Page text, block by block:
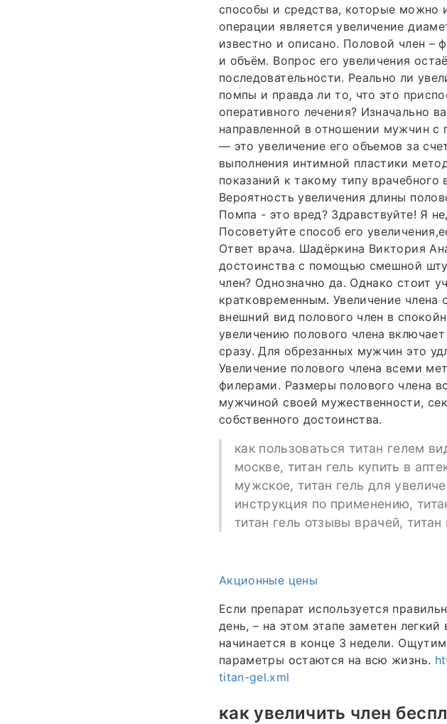
способы и средства, которые можно
операции является увеличение
известно и описано. Половой член
и объём. Вопрос его увеличения
последовательности. Реально ли
помпы и правда ли то, что это
оперативного лечения? Изначально
направленной в отношении мужчин с
— это увеличение его объемов за
выполнения интимной пластики
показаний к такому типу
Вероятность увеличения длины
Помпа - это вред? Здравствуйте! Я
Посоветуйте способ его
Ответ врача. Шадёркина Виктория
достоинства с помощью смешной
член? Однозначно да. Однако стоит
кратковременным. Увеличение
внешний вид полового член в
увеличению полового члена
сразу. Для обрезанных мужчин это
Увеличение полового члена всеми
филерами. Размеры полового члена
мужчиной своей мужественности,
собственного достоинства.
как пользоваться титан гелем
москве, титан гель купить в
мужское, титан гель для
инструкция по применению,
титан гель отзывы врачей,
Акционные цены
Если препарат используется
день, – на этом этапе заметен
начинается в конце 3 недели.
параметры остаются на всю жизнь.
titan-gel.xml
как увеличить член